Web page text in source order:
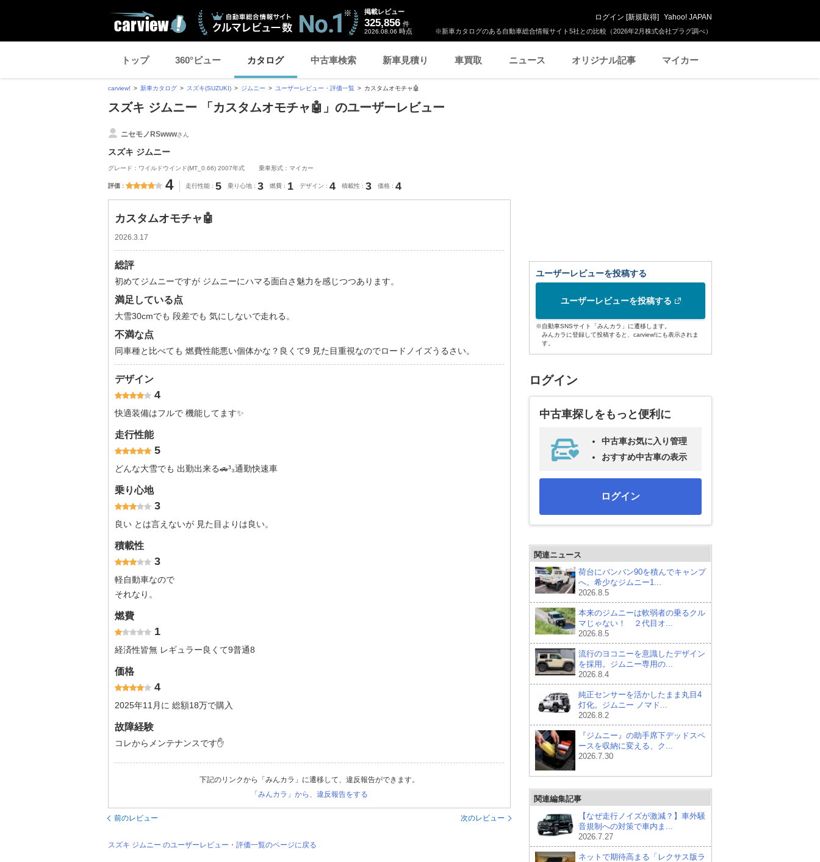
※新車カタログのある自動車総合情報サイト5社との比較（2026年2月株式会社プラグ調べ）
掲載レビュー
325,856 件
2026.08.06 時点
ログイン [新規取得] Yahoo! JAPAN
トップ 360°ビュー カタログ 中古車検索 新車見積り 車買取 ニュース オリジナル記事 マイカー
carview! 新車カタログ スズキ(SUZUKI) ジムニー ユーザーレビュー・評価一覧 カスタムオモチャ🤖
スズキ ジムニー 「カスタムオモチャ🤖」のユーザーレビュー
ニセモノRSwwwさん
スズキ ジムニー
グレード：ワイルドウインド(MT_0.66) 2007年式 乗車形式：マイカー
評価 4 走行性能 5 乗り心地 3 燃費 1 デザイン 4 積載性 3 価格 4
カスタムオモチャ🤖
2026.3.17
総評
初めてジムニーですが ジムニーにハマる面白さ魅力を感じつつあります。
満足している点
大雪30cmでも 段差でも 気にしないで走れる。
不満な点
同車種と比べても 燃費性能悪い個体かな？良くて9 見た目重視なのでロードノイズうるさい。
デザイン
4
快適装備はフルで 機能してます✨
走行性能
5
どんな大雪でも 出勤出来る🚗³₃通勤快速車
乗り心地
3
良い とは言えないが 見た目よりは良い。
積載性
3
軽自動車なので
それなり。
燃費
1
経済性皆無 レギュラー良くて9普通8
価格
4
2025年11月に 総額18万で購入
故障経験
コレからメンテナンスです✋
下記のリンクから「みんカラ」に遷移して、違反報告ができます。
「みんカラ」から、違反報告をする
前のレビュー 次のレビュー
スズキ ジムニー のユーザーレビュー・評価一覧のページに戻る
ユーザーレビューを投稿する
ユーザーレビューを投稿する
※自動車SNSサイト「みんカラ」に遷移します。
みんカラに登録して投稿すると、carview!にも表示されま
す。
ログイン
中古車探しをもっと便利に
中古車お気に入り管理
おすすめ中古車の表示
ログイン
関連ニュース
荷台にバンバン90を積んでキャンプ
へ。希少なジムニー1...
2026.8.5
本来のジムニーは軟弱者の乗るクル
マじゃない！ ２代目オ...
2026.8.5
流行のヨコニーを意識したデザイン
を採用。ジムニー専用の...
2026.8.4
純正センサーを活かしたまま丸目4
灯化。ジムニー ノマド...
2026.8.2
『ジムニー』の助手席下デッドスペ
ースを収納に変える、ク...
2026.7.30
関連編集記事
【なぜ走行ノイズが激減？】車外騒
音規制への対策で車内ま...
2026.7.27
ネットで期待高まる「レクサス版ラ